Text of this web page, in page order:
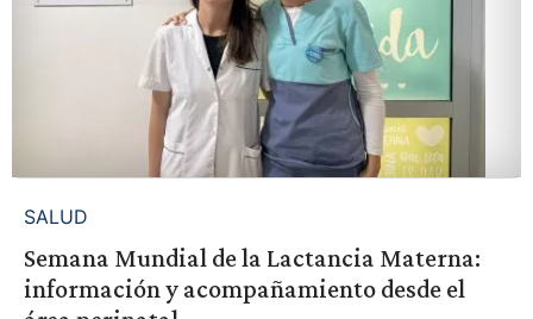
SALUD
Semana Mundial de la Lactancia Materna:
información y acompañamiento desde el